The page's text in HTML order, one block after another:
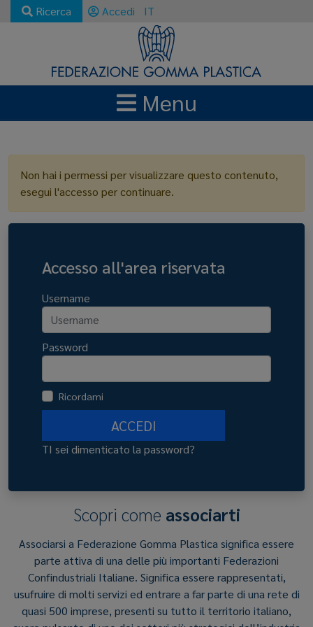
Ricerca Accedi IT
Menu
Non hai i permessi per visualizzare questo contenuto,
esegui l'accesso per continuare.
Accesso all'area riservata
Username
Password
Ricordami
ACCEDI
TI sei dimenticato la password?
Scopri come associarti
Associarsi a Federazione Gomma Plastica significa essere
parte attiva di una delle più importanti Federazioni
Confindustriali Italiane. Significa essere rappresentati,
usufruire di molti servizi ed entrare a far parte di una rete di
quasi 500 imprese, presenti su tutto il territorio italiano,